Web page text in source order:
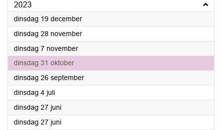
2023
dinsdag 19 december2023
dinsdag 28 november2023
dinsdag 7 november2023
dinsdag 31 oktober2023
dinsdag 26 september2023
dinsdag 4 juli2023
dinsdag 27 juni2023
dinsdag 27 juni2023